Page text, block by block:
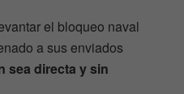
el bloqueo naval
a sus enviados
sea directa y sin